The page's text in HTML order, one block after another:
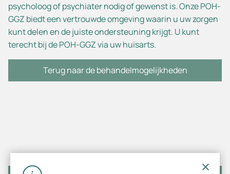
psycholoog of psychiater nodig of gewenst is. Onze POH-
GGZ biedt een vertrouwde omgeving waarin u uw zorgen
kunt delen en de juiste ondersteuning krijgt. U kunt
terecht bij de POH-GGZ via uw huisarts.
Terug naar de behandelmogelijkheden